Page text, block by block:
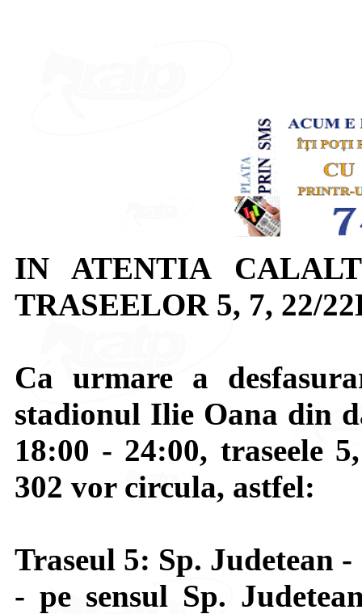
IN ATENTIA
TRASEELOR 5, 7, 22/
Ca urmare a
stadionul Ilie Oana din
18:00 - 24:00, traseele
302 vor circula, astfel:
Traseul 5: Sp. Judetean
- pe sensul Sp.